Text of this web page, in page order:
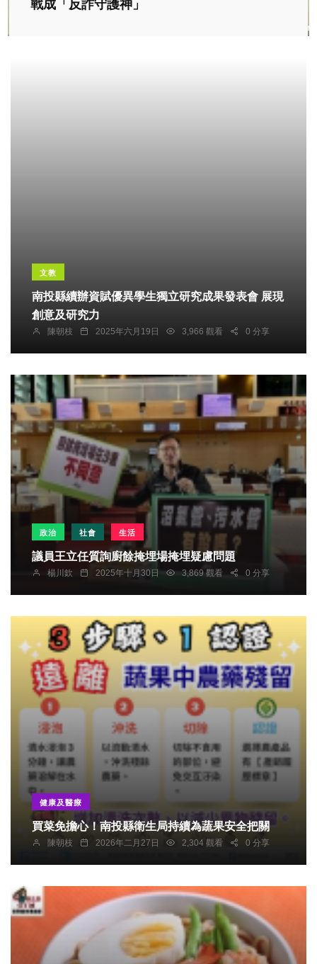
戰成「反詐守護神」
文教
南投縣續辦資賦優異學生獨立研究成果發表會 展現
創意及研究力
陳朝枝 2025年六月19日 3,966 觀看 0 分享
政治 社會 生活
議員王立任質詢廚餘掩埋場掩埋疑慮問題
楊川欽 2025年十月30日 3,869 觀看 0 分享
健康及醫療
買菜免擔心！南投縣衛生局持續為蔬果安全把關
陳朝枝 2026年二月27日 2,304 觀看 0 分享